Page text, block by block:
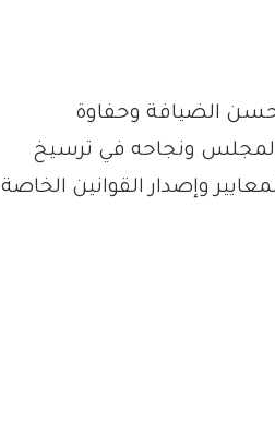
حسن الضيافة وحفاوة
المجلس ونجاحه في ترسيخ
وإصدار القوانين الخاصة